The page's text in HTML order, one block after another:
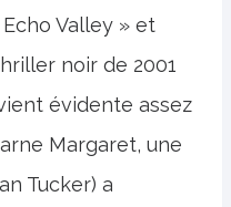
Valley » et
noir de 2001
évidente assez
Margaret, une
Tucker) a